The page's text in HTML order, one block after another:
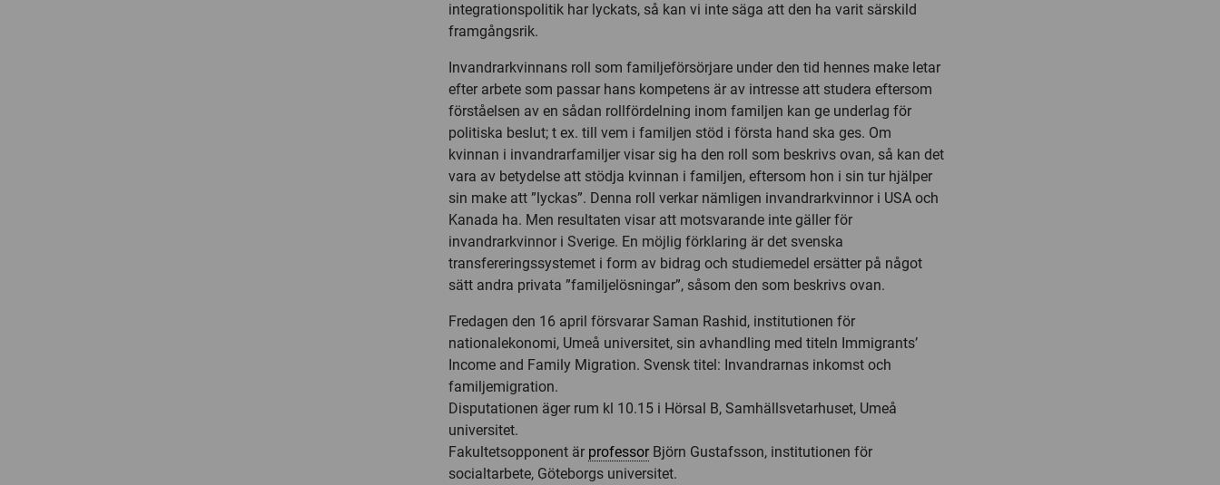
integrationspolitik har lyckats, så kan vi inte säga att den ha varit särskild
framgångsrik.
Invandrarkvinnans roll som familjeförsörjare under den tid hennes make letar
efter arbete som passar hans kompetens är av intresse att studera eftersom
förståelsen av en sådan rollfördelning inom familjen kan ge underlag för
politiska beslut; t ex. till vem i familjen stöd i första hand ska ges. Om
kvinnan i invandrarfamiljer visar sig ha den roll som beskrivs ovan, så kan det
vara av betydelse att stödja kvinnan i familjen, eftersom hon i sin tur hjälper
sin make att ”lyckas”. Denna roll verkar nämligen invandrarkvinnor i USA och
Kanada ha. Men resultaten visar att motsvarande inte gäller för
invandrarkvinnor i Sverige. En möjlig förklaring är det svenska
transfereringssystemet i form av bidrag och studiemedel ersätter på något
sätt andra privata ”familjelösningar”, såsom den som beskrivs ovan.
Fredagen den 16 april försvarar Saman Rashid, institutionen för
nationalekonomi, Umeå universitet, sin avhandling med titeln Immigrants’
Income and Family Migration. Svensk titel: Invandrarnas inkomst och
familjemigration.
Disputationen äger rum kl 10.15 i Hörsal B, Samhällsvetarhuset, Umeå
universitet.
Fakultetsopponent är professorBjörn Gustafsson, institutionen för
socialtarbete, Göteborgs universitet.